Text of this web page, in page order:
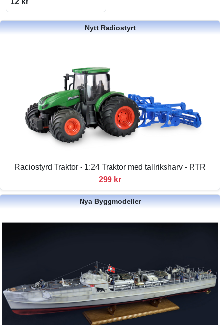
Nytt Radiostyrt
Radiostyrd Traktor - 1:24 Traktor med tallriksharv - RTR
299 kr
Nya Byggmodeller